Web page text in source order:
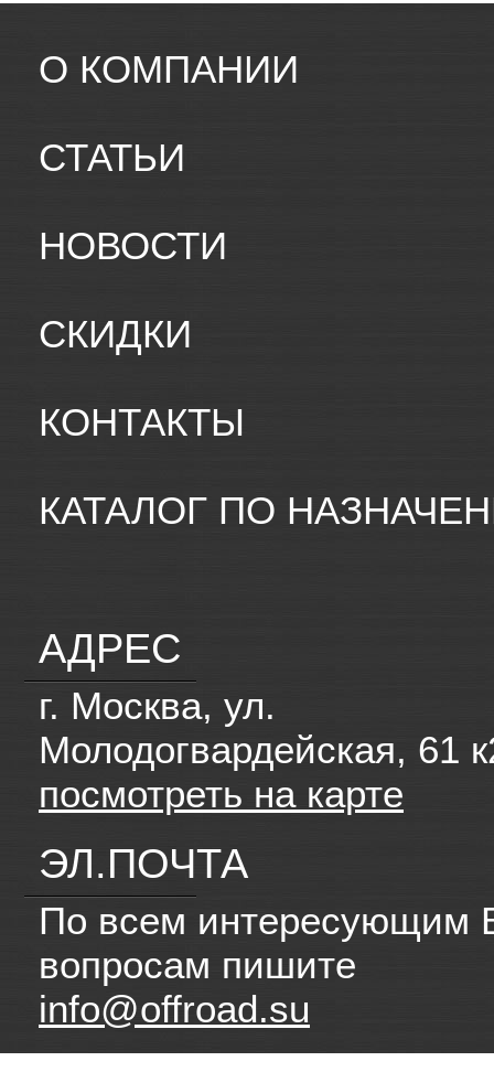
О КОМПАНИИ
СТАТЬИ
НОВОСТИ
СКИДКИ
КОНТАКТЫ
КАТАЛОГ ПО
АДРЕС
г. Москва, ул.
Молодогвардейская, 61
посмотреть на карте
ЭЛ.ПОЧТА
По всем интересующим
вопросам пишите
info@offroad.su